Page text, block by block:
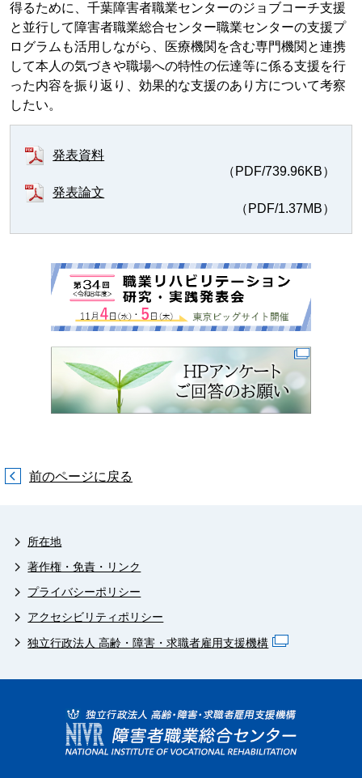
得るために、千葉障害者職業センターのジョブコーチ支援
と並行して障害者職業総合センター職業センターの支援プ
ログラムも活用しながら、医療機関を含む専門機関と連携
して本人の気づきや職場への特性の伝達等に係る支援を行
った内容を振り返り、効果的な支援のあり方について考察
したい。
発表資料
（PDF/739.96KB）
発表論文
（PDF/1.37MB）
前のページに戻る
所在地
著作権・免責・リンク
プライバシーポリシー
アクセシビリティポリシー
独立行政法人 高齢・障害・求職者雇用支援機構